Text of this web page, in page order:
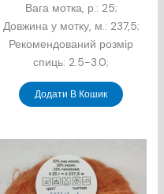
Вага мотка, р.: 25;
Довжина у мотку, м.: 237,5;
Рекомендований розмір
спиць: 2.5-3.0;
Додати В Кошик